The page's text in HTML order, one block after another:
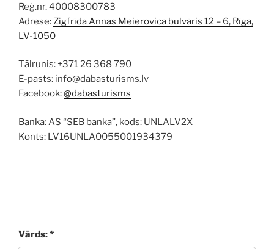
Reģ.nr. 40008300783
Adrese:Zigfrīda Annas Meierovica bulvāris 12 – 6, Rīga,
LV-1050
Tālrunis: +371 26 368 790
E-pasts: info@dabasturisms.lv
Facebook:@dabasturisms
Banka: AS “SEB banka”, kods: UNLALV2X
Konts: LV16UNLA0055001934379
Vārds: *